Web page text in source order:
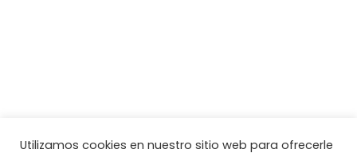
Utilizamos cookies en nuestro sitio web para ofrecerle